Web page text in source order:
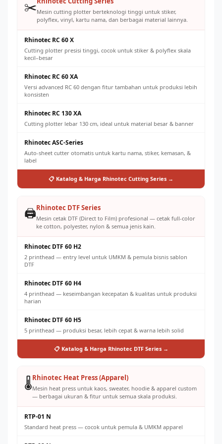
referral
✂️Mesin cutting plotter berteknologi tinggi untuk stiker,
polyflex, vinyl, kartu nama, dan berbagai material lainnya.
Rhinotec RC 60 X
Cutting plotter presisi tinggi, cocok untuk stiker & polyflex skala
kecil–besar
Rhinotec RC 60 XA
Versi advanced RC 60 dengan fitur tambahan untuk produksi lebih
konsisten
Rhinotec RC 130 XA
Cutting plotter lebar 130 cm, ideal untuk material besar & banner
Rhinotec ASC-Series
Auto-sheet cutter otomatis untuk kartu nama, stiker, kemasan, &
label
📋 Katalog & Harga Rhinotec Cutting Series →
🖨️Rhinotec DTF Series
Mesin cetak DTF (Direct to Film) profesional — cetak full-color
ke cotton, polyester, nylon & semua jenis kain.
Rhinotec DTF 60 H2
2 printhead — entry level untuk UMKM & pemula bisnis sablon
DTF
Rhinotec DTF 60 H4
4 printhead — keseimbangan kecepatan & kualitas untuk produksi
harian
Rhinotec DTF 60 H5
5 printhead — produksi besar, lebih cepat & warna lebih solid
📋 Katalog & Harga Rhinotec DTF Series →
🌡️Rhinotec Heat Press (Apparel)
Mesin heat press untuk kaos, sweater, hoodie & apparel custom
— berbagai ukuran & fitur untuk semua skala produksi.
RTP-01 N
Standard heat press — cocok untuk pemula & UMKM apparel